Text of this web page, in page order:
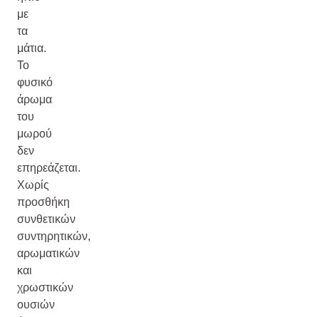
με
τα
μάτια.
Το
φυσικό
άρωμα
του
μωρού
δεν
επηρεάζεται.
Χωρίς
προσθήκη
συνθετικών
συντηρητικών,
αρωματικών
και
χρωστικών
ουσιών